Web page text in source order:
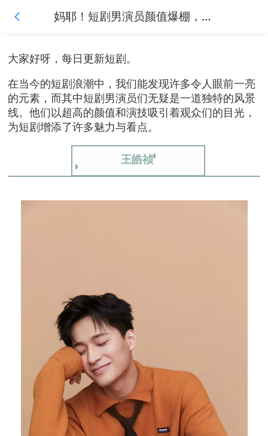
妈耶！短剧男演员颜值爆棚，每一位都是帅气逼人的存在
大家好呀，每日更新短剧。
在当今的短剧浪潮中，我们能发现许多令人眼前一亮
的元素，而其中短剧男演员们无疑是一道独特的风景
线。他们以超高的颜值和演技吸引着观众们的目光，
为短剧增添了许多魅力与看点。
王皓祯